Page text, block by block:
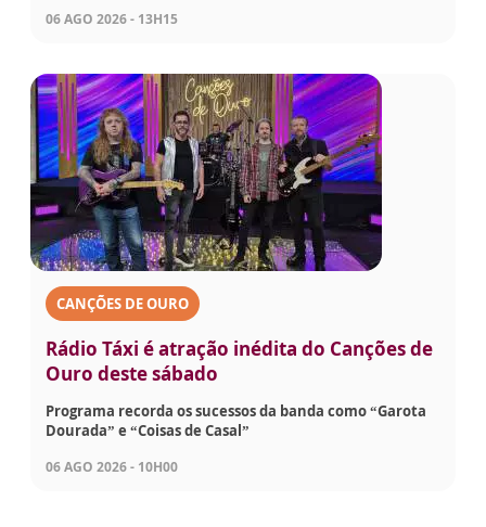
06 AGO 2026 - 13H15
CANÇÕES DE OURO
Rádio Táxi é atração inédita do Canções de
Ouro deste sábado
Programa recorda os sucessos da banda como “Garota
Dourada” e “Coisas de Casal”
06 AGO 2026 - 10H00